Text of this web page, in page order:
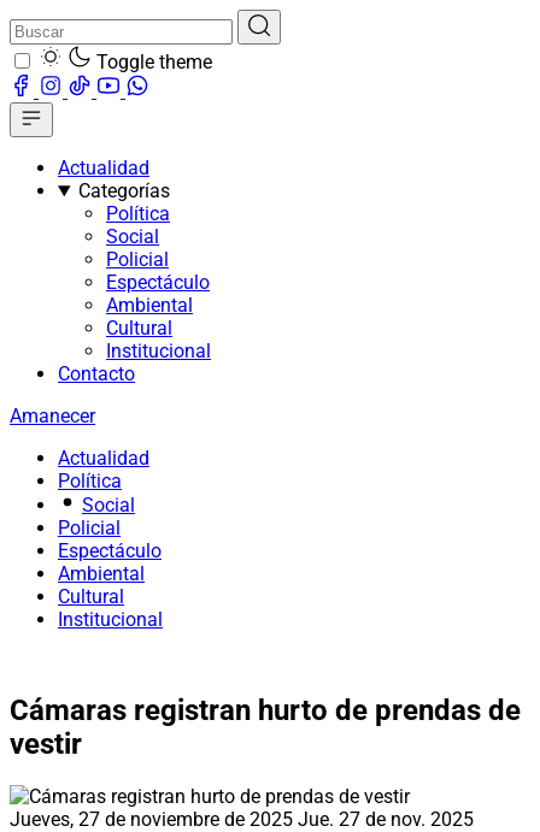
Toggle theme
Actualidad
Categorías
Política
Social
Policial
Espectáculo
Ambiental
Cultural
Institucional
Contacto
Amanecer
Actualidad
Política
Social
Policial
Espectáculo
Ambiental
Cultural
Institucional
Cámaras registran hurto de prendas de
vestir
Jueves, 27 de noviembre de 2025 Jue. 27 de nov. 2025